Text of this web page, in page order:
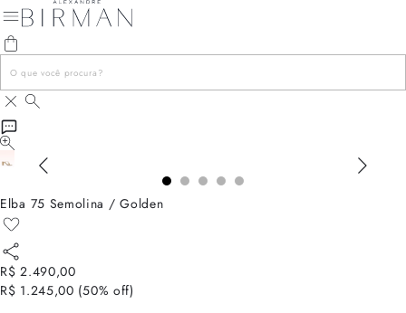
Elba 75 Semolina / Golden
R$ 2.490,00
R$ 1.245,00 (50% off)